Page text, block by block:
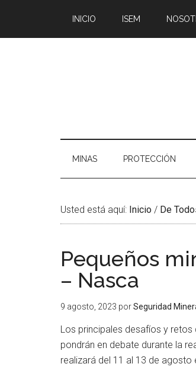
contenido
secondary
la
pie
INICIO ISEM
MINAS PROTECCIÓN
Usted está aquí: Inicio / De
Pequeños
– Nasca
9 agosto, 2023 porSeguridad
Los principales desafíos y
pondrán en debate durante la
realizará del 11 al 13 de